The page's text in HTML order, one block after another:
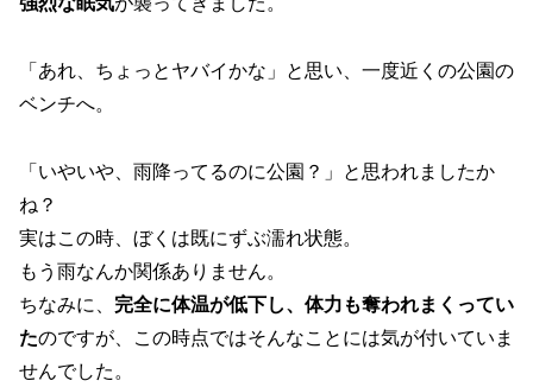
「あれ、ちょっとヤバイかな」と思い、一度近くの公園の
ベンチへ。
「いやいや、雨降ってるのに公園？」と思われましたか
ね？
実はこの時、ぼくは既にずぶ濡れ状態。
もう雨なんか関係ありません。
ちなみに、 完全に体温が低下し、体力も奪われまくってい
たのですが、この時点ではそんなことには気が付いていま
せんでした。